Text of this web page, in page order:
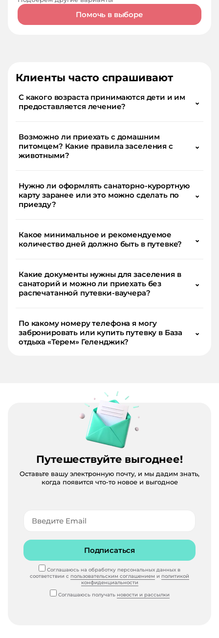
Помочь в выборе
Клиенты часто спрашивают
С какого возраста принимаются дети и им
предоставляется лечение?
⌄
Возможно ли приехать с домашним
питомцем? Какие правила заселения с
животными?
⌄
Нужно ли оформлять санаторно-курортную
карту заранее или это можно сделать по
приезду?
⌄
Какое минимальное и рекомендуемое
количество дней должно быть в путевке?
⌄
Какие документы нужны для заселения в
санаторий и можно ли приехать без
распечатанной путевки-ваучера?
⌄
По какому номеру телефона я могу
забронировать или купить путевку в База
отдыха «Терем» Геленджик?
⌄
Путешествуйте выгоднее!
Оставьте вашу электронную почту, и мы дадим знать,
когда появится что-то новое и выгодное
Подписаться
Соглашаюсь на обработку персональных данных в
соответствии с пользовательским соглашением и политикой
конфиденциальности
Соглашаюсь получать новости и рассылки